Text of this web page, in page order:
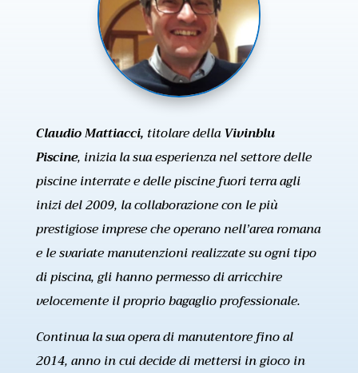
Claudio Mattiacci, titolare della Vivinblu
Piscine, inizia la sua esperienza nel settore delle
piscine interrate e delle piscine fuori terra agli
inizi del 2009, la collaborazione con le più
prestigiose imprese che operano nell’area romana
e le svariate manutenzioni realizzate su ogni tipo
di piscina, gli hanno permesso di arricchire
velocemente il proprio bagaglio professionale.
Continua la sua opera di manutentore fino al
2014, anno in cui decide di mettersi in gioco in